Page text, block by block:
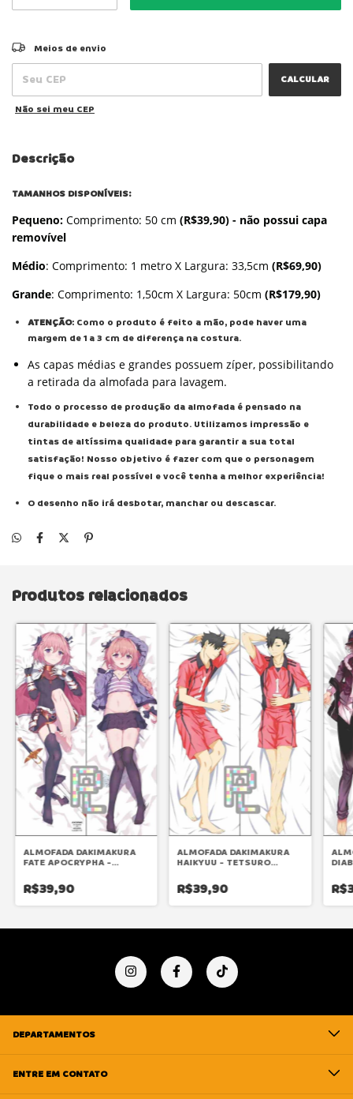
Entregas para o CEP:
Meios de envio
CALCULAR
Não sei meu CEP
Descrição
TAMANHOS DISPONÍVEIS:
Pequeno: Comprimento: 50 cm (R$39,90) - não possui capa
removível
Médio: Comprimento: 1 metro X Largura: 33,5cm (R$69,90)
Grande: Comprimento: 1,50cm X Largura: 50cm (R$179,90)
ATENÇÃO: Como o produto é feito a mão, pode haver uma
margem de 1 a 3 cm de diferença na costura.
As capas médias e grandes possuem zíper, possibilitando
a retirada da almofada para lavagem.
Todo o processo de produção da almofada é pensado na
durabilidade e beleza do produto. Utilizamos impressão e
tintas de altíssima qualidade para garantir a sua total
satisfação! Nosso objetivo é fazer com que o personagem
fique o mais real possível e você tenha a melhor experiência!
O desenho não irá desbotar, manchar ou descascar.
Produtos relacionados
ALMOFADA DAKIMAKURA
FATE APOCRYPHA -
R$39,90
ALMOFADA DAKIMAKURA
HAIKYUU - TETSURO
R$39,90
DEPARTAMENTOS
ENTRE EM CONTATO